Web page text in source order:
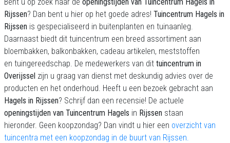
Rijssen? Dan bent u hier op het goede adres! Tuincentrum Hagels in
Rijssen is gespecialiseerd in buitenplanten en tuinaanleg.
Daarnaast biedt dit tuincentrum een breed assortiment aan
bloembakken, balkonbakken, cadeau artikelen, meststoffen
en tuingereedschap. De medewerkers van dit tuincentrum in
Overijssel zijn u graag van dienst met deskundig advies over de
producten en het onderhoud. Heeft u een bezoek gebracht aan
Hagels in Rijssen? Schrijf dan een recensie! De actuele
openingstijden van Tuincentrum Hagels in Rijssen staan
hieronder. Geen koopzondag? Dan vindt u hier een overzicht van
tuincentra met een koopzondag in de buurt van Rijssen.